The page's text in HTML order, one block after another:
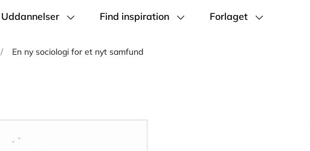
Uddannelser Find inspiration Forlaget
/ En ny sociologi for et nyt samfund